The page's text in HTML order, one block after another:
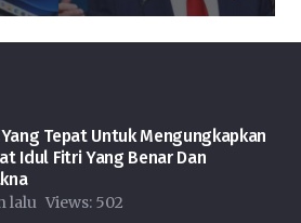
Yang Tepat Untuk Mengungkapkan
Idul Fitri Yang Benar Dan
lalu Views: 502